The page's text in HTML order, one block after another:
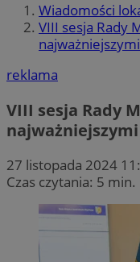
Wiadomości
VIII sesja Rady
reklama
VIII sesja Rady
27 listopada 2024
Czas czytania: 5 min.